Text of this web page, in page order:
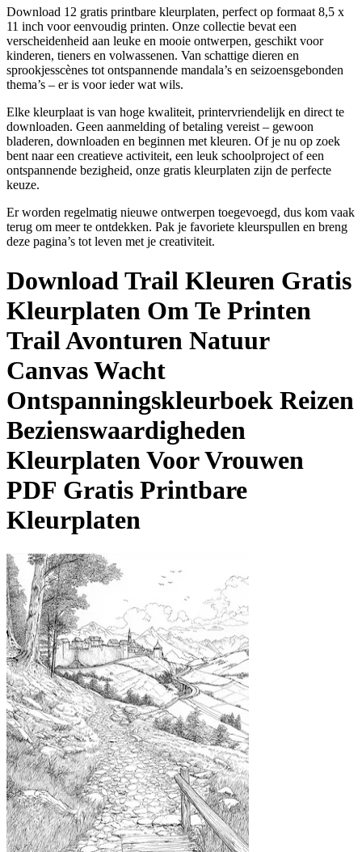
Download 12 gratis printbare kleurplaten, perfect op formaat 8,5 x
11 inch voor eenvoudig printen. Onze collectie bevat een
verscheidenheid aan leuke en mooie ontwerpen, geschikt voor
kinderen, tieners en volwassenen. Van schattige dieren en
sprookjesscènes tot ontspannende mandala’s en seizoensgebonden
thema’s – er is voor ieder wat wils.
Elke kleurplaat is van hoge kwaliteit, printervriendelijk en direct te
downloaden. Geen aanmelding of betaling vereist – gewoon
bladeren, downloaden en beginnen met kleuren. Of je nu op zoek
bent naar een creatieve activiteit, een leuk schoolproject of een
ontspannende bezigheid, onze gratis kleurplaten zijn de perfecte
keuze.
Er worden regelmatig nieuwe ontwerpen toegevoegd, dus kom vaak
terug om meer te ontdekken. Pak je favoriete kleurspullen en breng
deze pagina’s tot leven met je creativiteit.
Download Trail Kleuren Gratis
Kleurplaten Om Te Printen
Trail Avonturen Natuur
Canvas Wacht
Ontspanningskleurboek Reizen
Bezienswaardigheden
Kleurplaten Voor Vrouwen
PDF Gratis Printbare
Kleurplaten